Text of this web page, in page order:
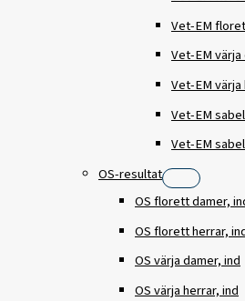
Vet-EM
Vet-EM värja
Vet-EM
Vet-EM
Vet-EM
OS-resultat
OS florett damer,
OS florett herrar,
OS värja damer, ind
OS värja herrar, ind